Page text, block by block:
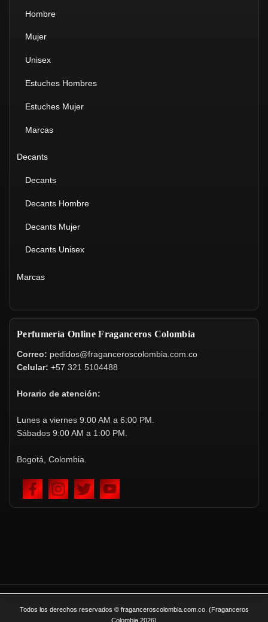
Hombre
Mujer
Unisex
Estuches Hombres
Estuches Mujer
Marcas
Decants
Decants
Decants Hombre
Decants Mujer
Decants Unisex
Marcas
Perfumería Online Fraganceros Colombia
Correo: pedidos@fraganceroscolombia.com.co
Celular: +57 321 5104488
Horario de atención:
Lunes a viernes 9:00 AM a 6:00 PM.
Sábados 9:00 AM a 1:00 PM.
Bogotá, Colombia.
Todos los derechos reservados © fraganceroscolombia.com.co. (Fraganceros
Colombia 2026)